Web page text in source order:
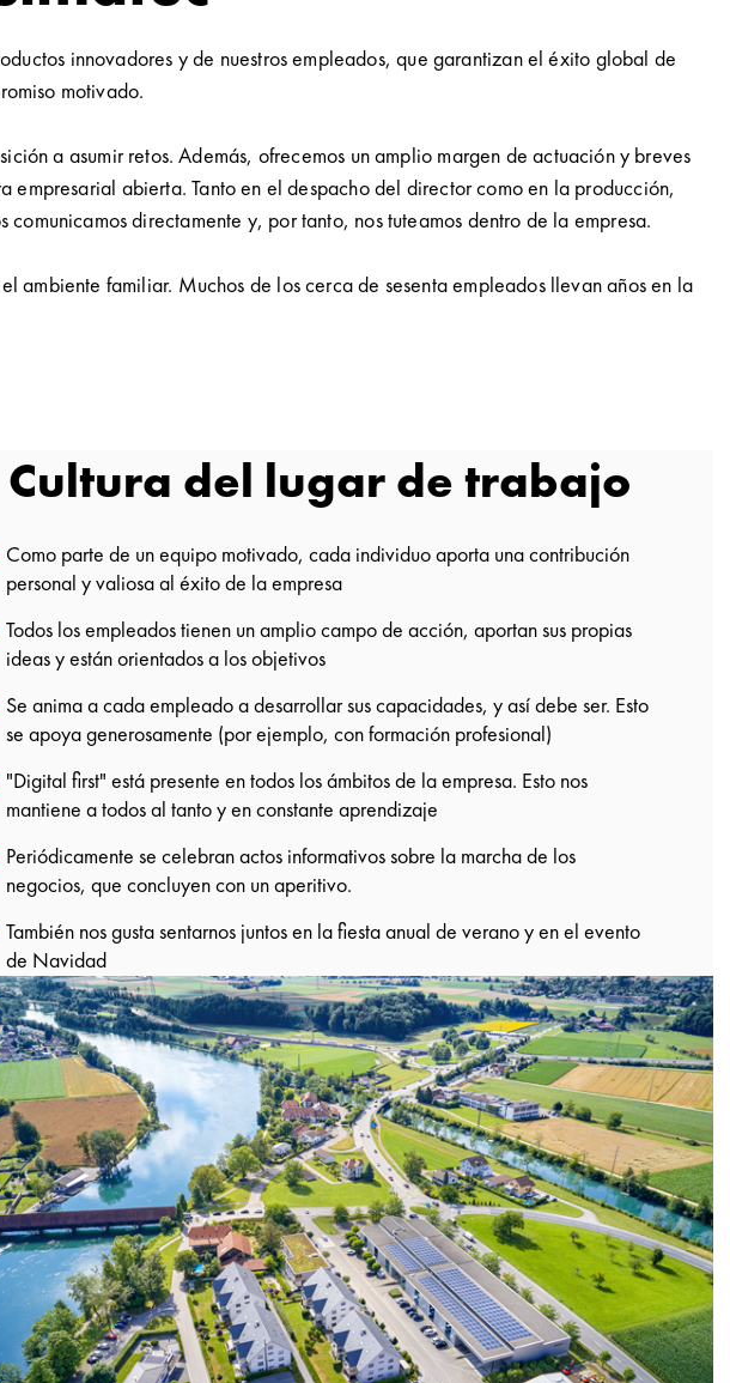
innovadores y de nuestros empleados, que garantizan el éxito global de
motivado.
a asumir retos. Además, ofrecemos un amplio margen de actuación y breves
abierta. Tanto en el despacho del director como en la producción,
directamente y, por tanto, nos tuteamos dentro de la empresa.
familiar. Muchos de los cerca de sesenta empleados llevan años en la
Cultura del lugar de trabajo
Como parte de un equipo motivado, cada individuo aporta una contribución
personal y valiosa al éxito de la empresa
Todos los empleados tienen un amplio campo de acción, aportan sus propias
ideas y están orientados a los objetivos
Se anima a cada empleado a desarrollar sus capacidades, y así debe ser. Esto
se apoya generosamente (por ejemplo, con formación profesional)
"Digital first" está presente en todos los ámbitos de la empresa. Esto nos
mantiene a todos al tanto y en constante aprendizaje
Periódicamente se celebran actos informativos sobre la marcha de los
negocios, que concluyen con un aperitivo.
También nos gusta sentarnos juntos en la fiesta anual de verano y en el evento
de Navidad